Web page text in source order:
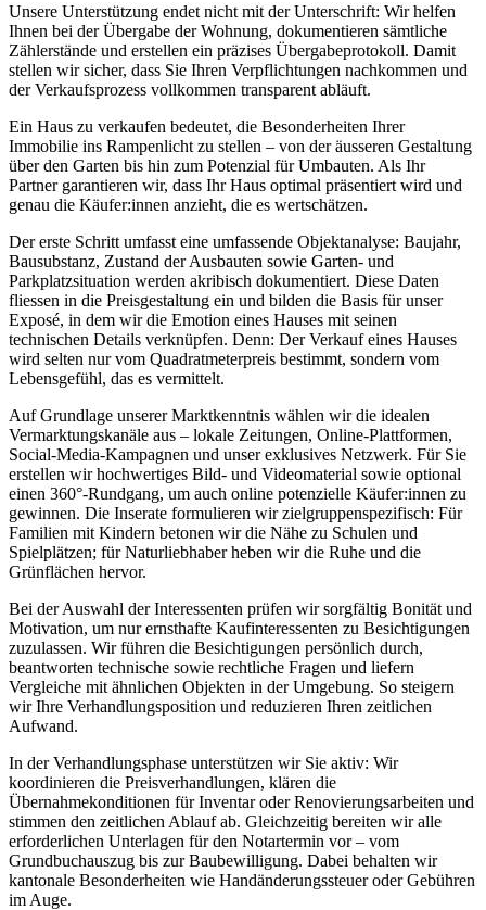
Unsere Unterstützung endet nicht mit der Unterschrift: Wir helfen
Ihnen bei der Übergabe der Wohnung, dokumentieren sämtliche
Zählerstände und erstellen ein präzises Übergabeprotokoll. Damit
stellen wir sicher, dass Sie Ihren Verpflichtungen nachkommen und
der Verkaufsprozess vollkommen transparent abläuft.
Ein Haus zu verkaufen bedeutet, die Besonderheiten Ihrer
Immobilie ins Rampenlicht zu stellen – von der äusseren Gestaltung
über den Garten bis hin zum Potenzial für Umbauten. Als Ihr
Partner garantieren wir, dass Ihr Haus optimal präsentiert wird und
genau die Käufer:innen anzieht, die es wertschätzen.
Der erste Schritt umfasst eine umfassende Objektanalyse: Baujahr,
Bausubstanz, Zustand der Ausbauten sowie Garten- und
Parkplatzsituation werden akribisch dokumentiert. Diese Daten
fliessen in die Preisgestaltung ein und bilden die Basis für unser
Exposé, in dem wir die Emotion eines Hauses mit seinen
technischen Details verknüpfen. Denn: Der Verkauf eines Hauses
wird selten nur vom Quadratmeterpreis bestimmt, sondern vom
Lebensgefühl, das es vermittelt.
Auf Grundlage unserer Marktkenntnis wählen wir die idealen
Vermarktungskanäle aus – lokale Zeitungen, Online-Plattformen,
Social-Media-Kampagnen und unser exklusives Netzwerk. Für Sie
erstellen wir hochwertiges Bild- und Videomaterial sowie optional
einen 360°-Rundgang, um auch online potenzielle Käufer:innen zu
gewinnen. Die Inserate formulieren wir zielgruppenspezifisch: Für
Familien mit Kindern betonen wir die Nähe zu Schulen und
Spielplätzen; für Naturliebhaber heben wir die Ruhe und die
Grünflächen hervor.
Bei der Auswahl der Interessenten prüfen wir sorgfältig Bonität und
Motivation, um nur ernsthafte Kaufinteressenten zu Besichtigungen
zuzulassen. Wir führen die Besichtigungen persönlich durch,
beantworten technische sowie rechtliche Fragen und liefern
Vergleiche mit ähnlichen Objekten in der Umgebung. So steigern
wir Ihre Verhandlungsposition und reduzieren Ihren zeitlichen
Aufwand.
In der Verhandlungsphase unterstützen wir Sie aktiv: Wir
koordinieren die Preisverhandlungen, klären die
Übernahmekonditionen für Inventar oder Renovierungsarbeiten und
stimmen den zeitlichen Ablauf ab. Gleichzeitig bereiten wir alle
erforderlichen Unterlagen für den Notartermin vor – vom
Grundbuchauszug bis zur Baubewilligung. Dabei behalten wir
kantonale Besonderheiten wie Handänderungssteuer oder Gebühren
im Auge.